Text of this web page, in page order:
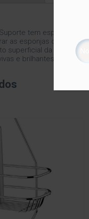
tem espaço
as esponjas de banho.
superficial da Future –
e brilhantes, além de